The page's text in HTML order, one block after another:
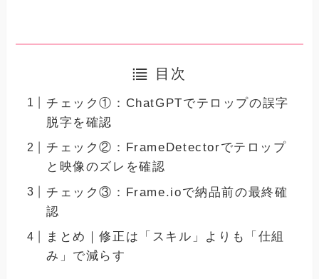
目次
チェック①：ChatGPTでテロップの誤字
脱字を確認
チェック②：FrameDetectorでテロップ
と映像のズレを確認
チェック③：Frame.ioで納品前の最終確
認
まとめ｜修正は「スキル」よりも「仕組
み」で減らす